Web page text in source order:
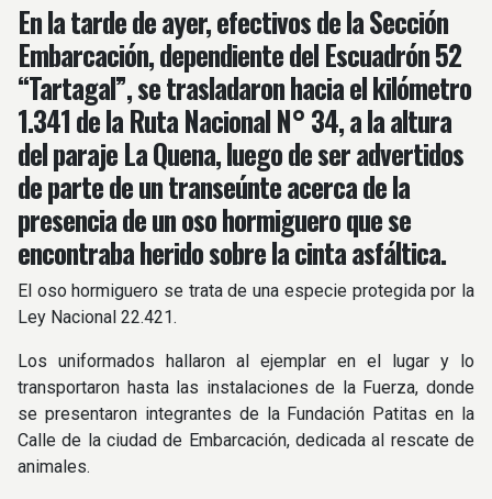
En la tarde de ayer, efectivos de la Sección
Embarcación, dependiente del Escuadrón 52
“Tartagal”, se trasladaron hacia el kilómetro
1.341 de la Ruta Nacional N° 34, a la altura
del paraje La Quena, luego de ser advertidos
de parte de un transeúnte acerca de la
presencia de un oso hormiguero que se
encontraba herido sobre la cinta asfáltica.
El oso hormiguero se trata de una especie protegida por la
Ley Nacional 22.421.
Los uniformados hallaron al ejemplar en el lugar y lo
transportaron hasta las instalaciones de la Fuerza, donde
se presentaron integrantes de la Fundación Patitas en la
Calle de la ciudad de Embarcación, dedicada al rescate de
animales.